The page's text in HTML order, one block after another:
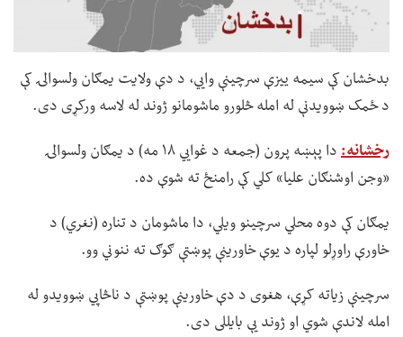
بدخشان کې سیمه ییزې سرچینې وايي، د دې ولایت یمګان ولسوالۍ کې
د ځمک ښوویدنې له امله څلورو ماشومانو ژوند له لاسه ورکړی دی.
رخشانه:
دا پېښه پرون (جمعه د غوايي ۱۸ مه) د یمګان ولسوالۍ
«وجن اوشنګان علیا» کلي کې رامنځ ته شوې ده.
یمګان کې دوه محلي سرچینو ویلي، دا ماشومان د تناره (نغري) د
خاورې راوړلو لپاره د یوې خاورینې پوښتې ګوګ ته ننوني وو.
سرچینې زیاته کړې، هغوی د دې خاورینې پوښتې د ناڅاپي ښوویدو له
امله لاندې شوي او ژوند یې بایللی دی.